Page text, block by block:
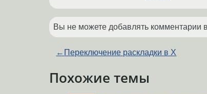
Вы не можете добавлять комментарии
← Переключение раскладки в X
Похожие темы